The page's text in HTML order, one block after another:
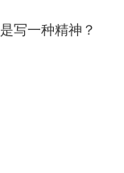
写一种精神？